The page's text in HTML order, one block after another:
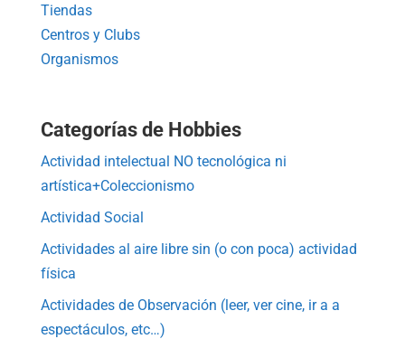
Tiendas
Centros y Clubs
Organismos
Categorías de Hobbies
Actividad intelectual NO tecnológica ni
artística+Coleccionismo
Actividad Social
Actividades al aire libre sin (o con poca) actividad
física
Actividades de Observación (leer, ver cine, ir a a
espectáculos, etc…)